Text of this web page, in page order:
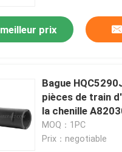
meilleur prix
Bague
pièces de train
la chenille
MOQ：1PC
Prix：negotiable